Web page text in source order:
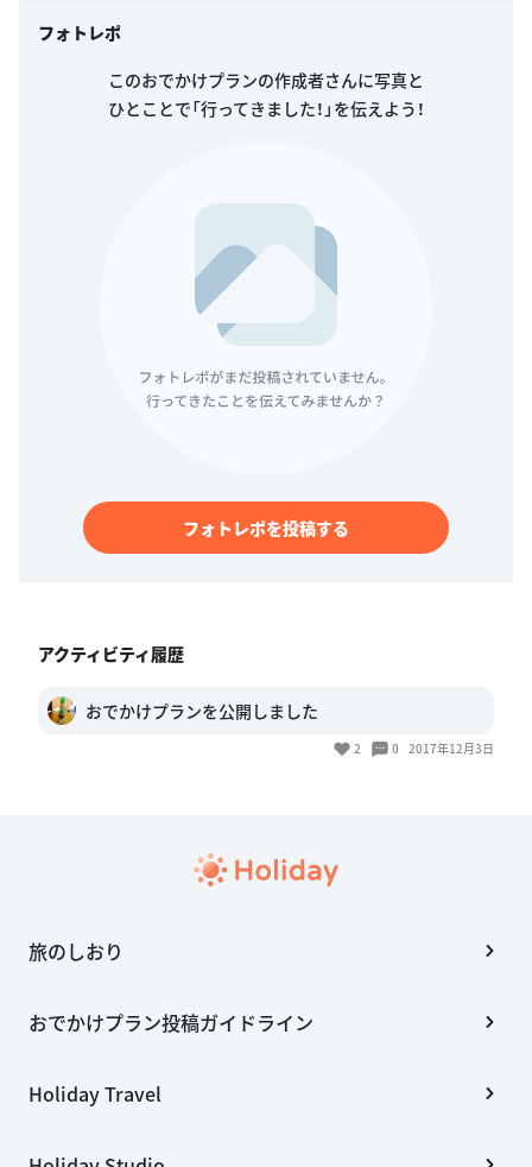
フォトレポ
このおでかけプランの作成者さんに写真と
ひとことで「行ってきました！」を伝えよう！
フォトレポを投稿する
アクティビティ履歴
おでかけプランを公開しました
2 0 2017年12月3日
旅のしおり
おでかけプラン投稿ガイドライン
Holiday Travel